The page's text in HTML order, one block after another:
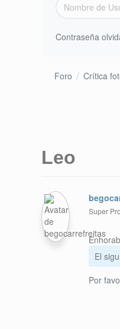
Contraseña
Foro Crítica
Leo
Super Pro
El
Por